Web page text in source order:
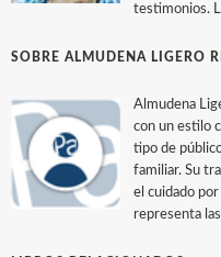
testimonios.
SOBRE ALMUDENA LIGERO
Almudena
con un estilo
tipo de
familiar. Su
el cuidado
representa